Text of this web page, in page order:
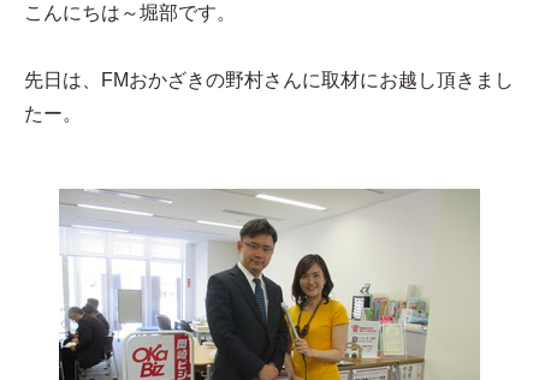
こんにちは～堀部です。
先日は、FMおかざきの野村さんに取材にお越し頂きまし
たー。